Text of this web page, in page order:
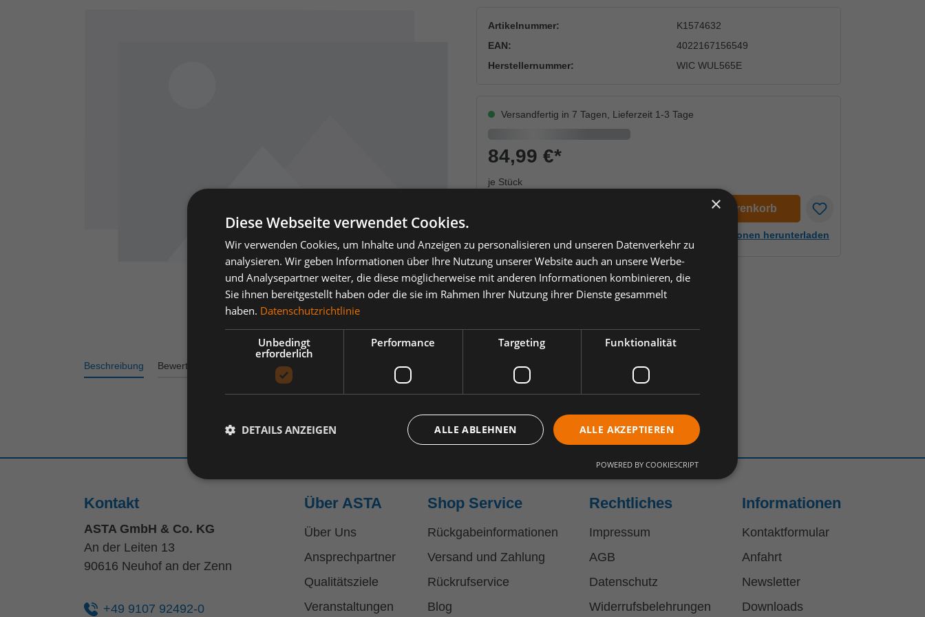
Artikelnummer:
K1574632
EAN:
4022167156549
Herstellernummer:
WIC WUL565E
Versandfertig in 7 Tagen, Lieferzeit 1-3 Tage
84,99 €*
je Stück
In den Warenkorb
Artikelinformationen herunterladen
Beschreibung Bewertungen
Kontakt
ASTA GmbH & Co. KG
An der Leiten 13
90616 Neuhof an der Zenn
+49 9107 92492-0
Über ASTA
Über Uns
Ansprechpartner
Qualitätsziele
Veranstaltungen
Shop Service
Rückgabeinformationen
Versand und Zahlung
Rückrufservice
Blog
Rechtliches
Impressum
AGB
Datenschutz
Widerrufsbelehrungen
Informationen
Kontaktformular
Anfahrt
Newsletter
Downloads
×
Diese Webseite verwendet Cookies.
Wir verwenden Cookies, um Inhalte und Anzeigen zu personalisieren und unseren Datenverkehr zu
analysieren. Wir geben Informationen über Ihre Nutzung unserer Website auch an unsere Werbe-
und Analysepartner weiter, die diese möglicherweise mit anderen Informationen kombinieren, die
Sie ihnen bereitgestellt haben oder die sie im Rahmen Ihrer Nutzung ihrer Dienste gesammelt
haben. Datenschutzrichtlinie
Unbedingt
erforderlich
Performance Targeting Funktionalität
ALLE AKZEPTIEREN
ALLE ABLEHNEN
DETAILS ANZEIGEN
POWERED BY COOKIESCRIPT